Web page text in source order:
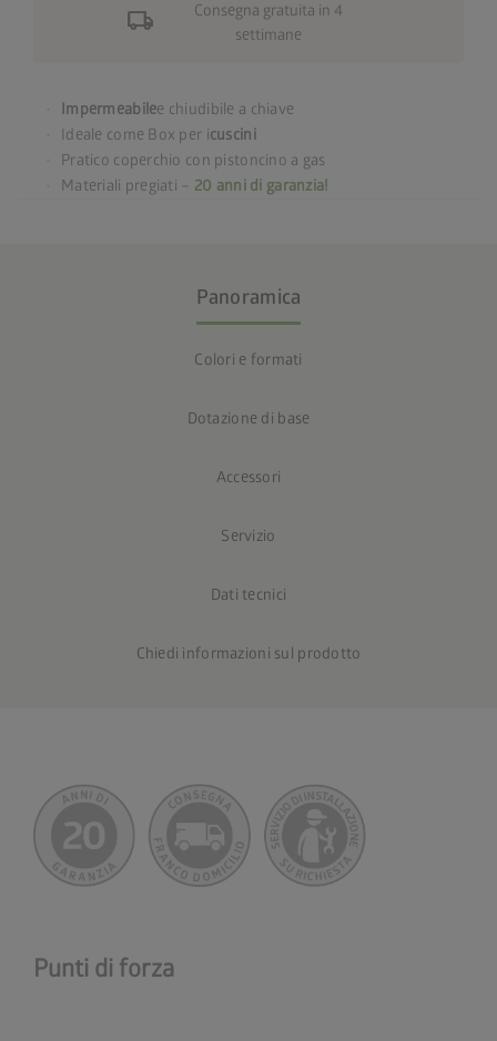
local_shipping
Consegna gratuita in 4
settimane
Impermeabilee chiudibile a chiave
Ideale come Box per icuscini
Pratico coperchio con pistoncino a gas
Materiali pregiati – 20 anni di garanzia!
Panoramica
Colori e formati
Dotazione di base
Accessori
Servizio
Dati tecnici
Chiedi informazioni sul prodotto
Punti di forza